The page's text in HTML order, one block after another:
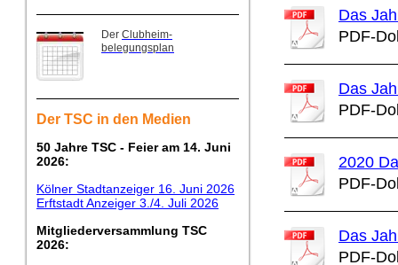
Der Clubheim-
belegungsplan
Der TSC in den Medien
50 Jahre TSC - Feier am 14. Juni
2026:
Kölner Stadtanzeiger 16. Juni 2026
Erftstadt Anzeiger 3./4. Juli 2026
Mitgliederversammlung TSC
2026:
Das
PDF-
Das
PDF-
2020
PDF-
Das
PDF-